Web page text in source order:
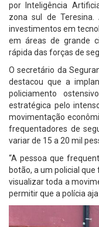
por Inteligência
zona sul de
investimentos em
em áreas de grande
rápida das forças de
O secretário da
destacou que a
policiamento
estratégica pelo
movimentação
frequentadores de
variar de 15 a 20 mil
“A pessoa que
botão, a um policial
visualizar toda a
permitir que a polícia